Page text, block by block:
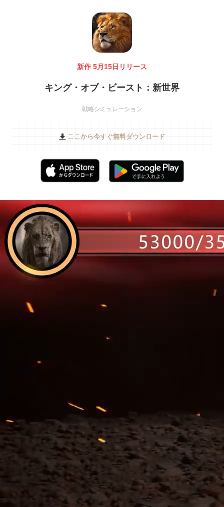
新作 5月15日リリース
キング・オブ・ビースト：新世界
戦略シミュレーション
ここから今すぐ無料ダウンロード